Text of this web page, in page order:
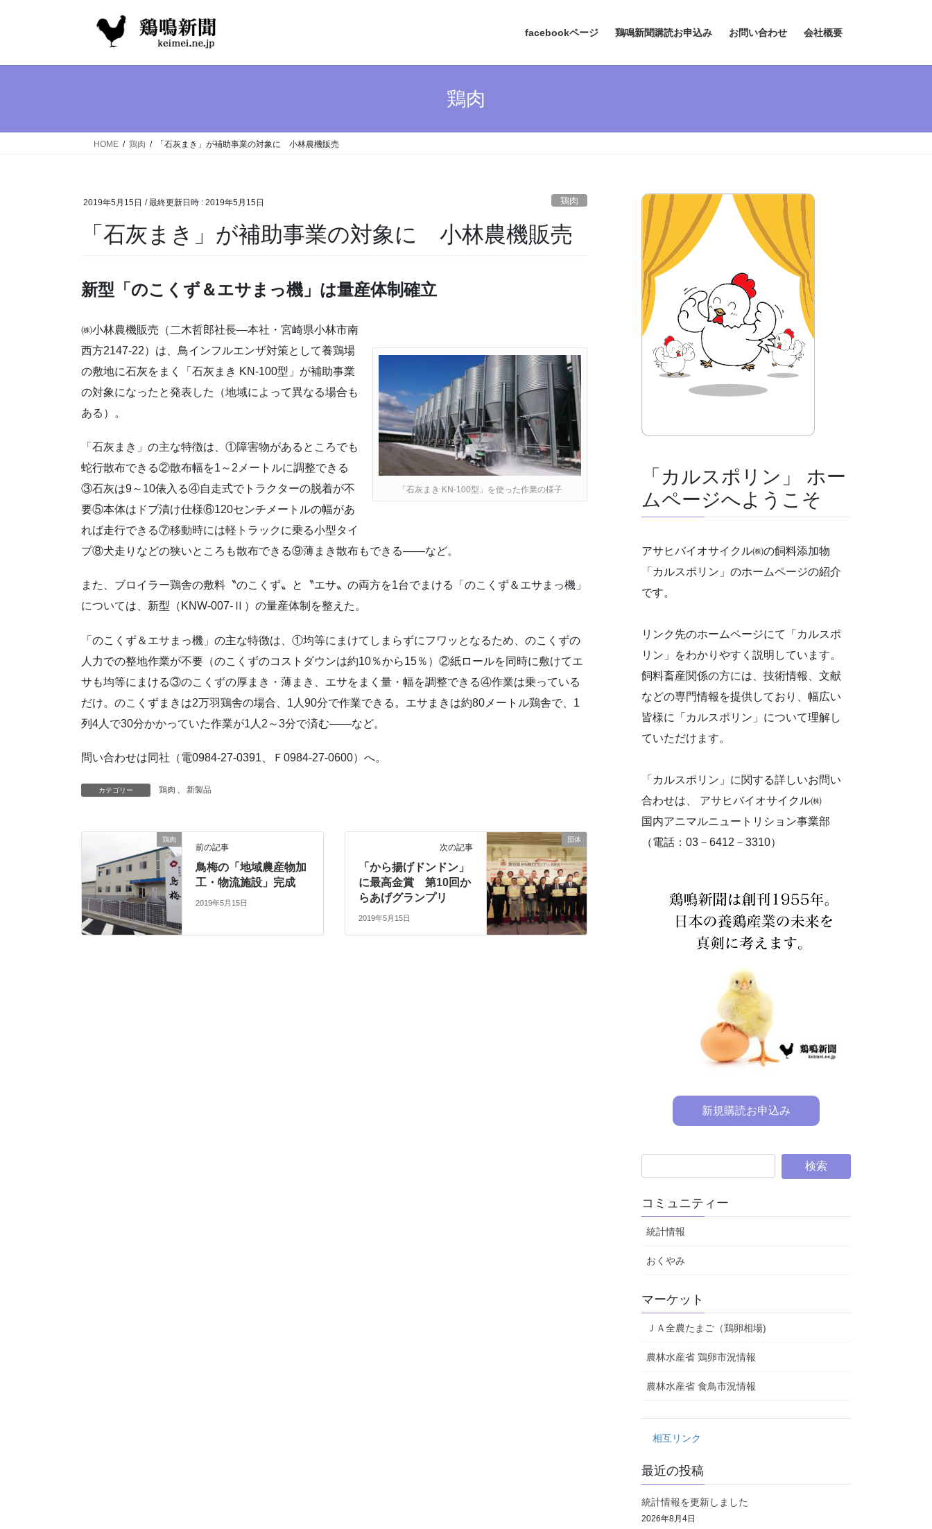
facebookページ 鶏鳴新聞購読お申込み お問い合わせ 会社概要
鶏肉
HOME 鶏肉 「石灰まき」が補助事業の対象に 小林農機販売
2019年5月15日 / 最終更新日時 : 2019年5月15日 鶏肉
「石灰まき」が補助事業の対象に 小林農機販売
新型「のこくず＆エサまっ機」は量産体制確立
「石灰まき KN-100型」を使った作業の様子
㈱小林農機販売（二木哲郎社長―本社・宮崎県小林市南
西方2147-22）は、鳥インフルエンザ対策として養鶏場
の敷地に石灰をまく「石灰まき KN-100型」が補助事業
の対象になったと発表した（地域によって異なる場合も
ある）。
「石灰まき」の主な特徴は、①障害物があるところでも
蛇行散布できる②散布幅を1～2メートルに調整できる
③石灰は9～10俵入る④自走式でトラクターの脱着が不
要⑤本体はドブ漬け仕様⑥120センチメートルの幅があ
れば走行できる⑦移動時には軽トラックに乗る小型タイ
プ⑧犬走りなどの狭いところも散布できる⑨薄まき散布もできる――など。
また、ブロイラー鶏舎の敷料〝のこくず〟と〝エサ〟の両方を1台でまける「のこくず＆エサまっ機」
については、新型（KNW-007-Ⅱ）の量産体制を整えた。
「のこくず＆エサまっ機」の主な特徴は、①均等にまけてしまらずにフワッとなるため、のこくずの
人力での整地作業が不要（のこくずのコストダウンは約10％から15％）②紙ロールを同時に敷けてエ
サも均等にまける③のこくずの厚まき・薄まき、エサをまく量・幅を調整できる④作業は乗っている
だけ。のこくずまきは2万羽鶏舎の場合、1人90分で作業できる。エサまきは約80メートル鶏舎で、1
列4人で30分かかっていた作業が1人2～3分で済む――など。
問い合わせは同社（電0984-27-0391、Ｆ0984-27-0600）へ。
カテゴリー 鶏肉 、 新製品
鶏肉
前の記事
鳥梅の「地域農産物加
工・物流施設」完成
2019年5月15日
団体
次の記事
「から揚げドンドン」
に最高金賞 第10回か
らあげグランプリ
2019年5月15日
「カルスポリン」 ホー
ムページへようこそ
アサヒバイオサイクル㈱の飼料添加物
「カルスポリン」のホームページの紹介
です。
リンク先のホームページにて「カルスポ
リン」をわかりやすく説明しています。
飼料畜産関係の方には、技術情報、文献
などの専門情報を提供しており、幅広い
皆様に「カルスポリン」について理解し
ていただけます。
「カルスポリン」に関する詳しいお問い
合わせは、 アサヒバイオサイクル㈱
国内アニマルニュートリション事業部
（電話：03－6412－3310）
新規購読お申込み
コミュニティー
統計情報
おくやみ
マーケット
ＪＡ全農たまご（鶏卵相場)
農林水産省 鶏卵市況情報
農林水産省 食鳥市況情報
相互リンク
最近の投稿
統計情報を更新しました
2026年8月4日